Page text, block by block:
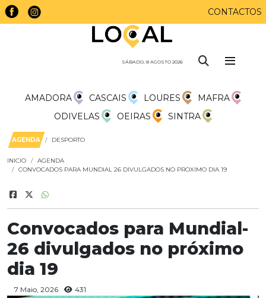
CONTACTOS
SÁBADO, 8 AGOSTO 2026
AMADORA CASCAIS LOURES
MAFRA
ODIVELAS
OEIRAS SINTRA
AGENDA DESPORTO
INICIO
AGENDA
CONVOCADOS PARA MUNDIAL 26 DIVULGADOS NO PROXIMO DIA 19
Convocados para Mundial-
26 divulgados no próximo
dia 19
7 Maio, 2026 431